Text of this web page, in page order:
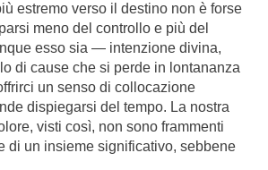
estremo verso il destino non è forse
meno del controllo e più del
esso sia — intenzione divina,
di cause che si perde in lontananza
un senso di collocazione
dispiegarsi del tempo. La nostra
visti così, non sono frammenti
di un insieme significativo, sebbene